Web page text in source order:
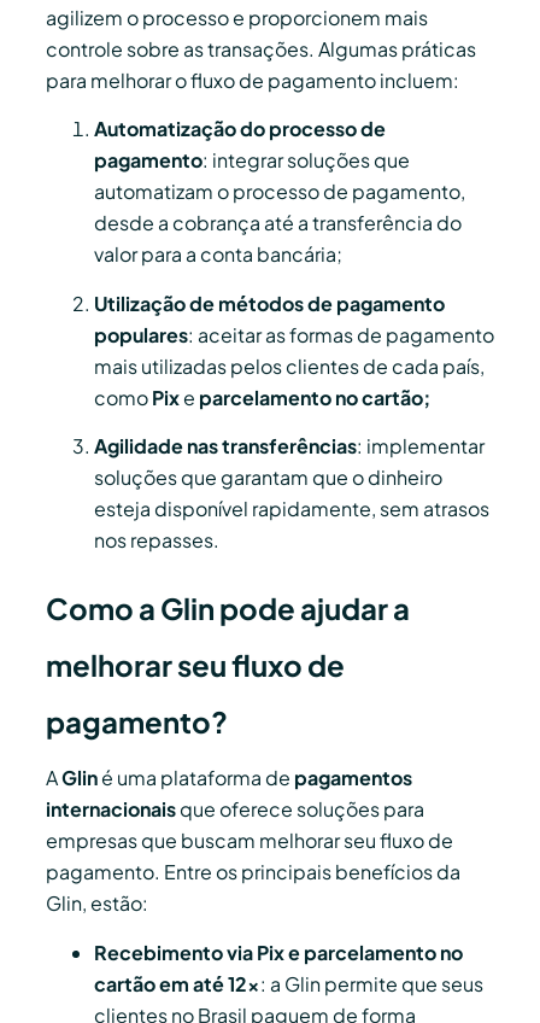
agilizem o processo e proporcionem mais
controle sobre as transações. Algumas práticas
para melhorar o fluxo de pagamento incluem:
Automatização do processo de
pagamento: integrar soluções que
automatizam o processo de pagamento,
desde a cobrança até a transferência do
valor para a conta bancária;
Utilização de métodos de pagamento
populares: aceitar as formas de pagamento
mais utilizadas pelos clientes de cada país,
comoPixe parcelamento no cartão;
Agilidade nas transferências: implementar
soluções que garantam que o dinheiro
esteja disponível rapidamente, sem atrasos
nos repasses.
Como a Glin pode ajudar a
melhorar seu fluxo de
pagamento?
AGliné uma plataforma de pagamentos
internacionaisque oferece soluções para
empresas que buscam melhorar seu fluxo de
pagamento. Entre os principais benefícios da
Glin, estão:
Recebimento via Pix e parcelamento no
cartão em até 12x: a Glin permite que seus
clientes no Brasil paguem de forma